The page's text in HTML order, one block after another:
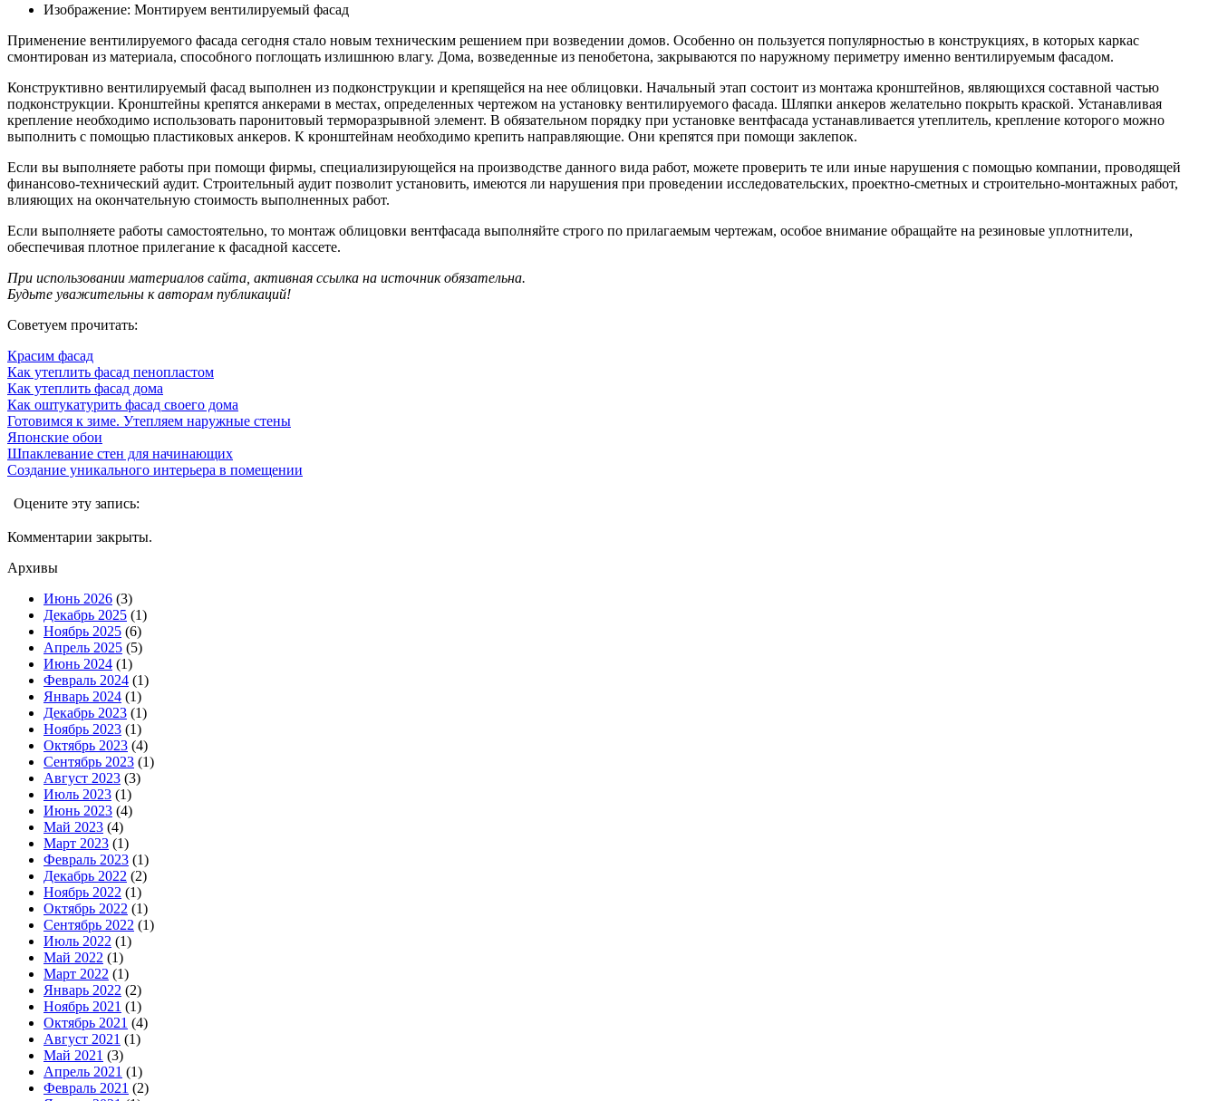
Изображение: Монтируем вентилируемый фасад
Применение вентилируемого фасада сегодня стало новым техническим решением при возведении домов. Особенно он пользуется популярностью в конструкциях, в которых каркас
смонтирован из материала, способного поглощать излишнюю влагу. Дома, возведенные из пенобетона, закрываются по наружному периметру именно вентилируемым фасадом.
Конструктивно вентилируемый фасад выполнен из подконструкции и крепящейся на нее облицовки. Начальный этап состоит из монтажа кронштейнов, являющихся составной частью
подконструкции. Кронштейны крепятся анкерами в местах, определенных чертежом на установку вентилируемого фасада. Шляпки анкеров желательно покрыть краской. Устанавливая
крепление необходимо использовать паронитовый терморазрывной элемент. В обязательном порядку при установке вентфасада устанавливается утеплитель, крепление которого можно
выполнить с помощью пластиковых анкеров. К кронштейнам необходимо крепить направляющие. Они крепятся при помощи заклепок.
Если вы выполняете работы при помощи фирмы, специализирующейся на производстве данного вида работ, можете проверить те или иные нарушения с помощью компании, проводящей
финансово-технический аудит. Строительный аудит позволит установить, имеются ли нарушения при проведении исследовательских, проектно-сметных и строительно-монтажных работ,
влияющих на окончательную стоимость выполненных работ.
Если выполняете работы самостоятельно, то монтаж облицовки вентфасада выполняйте строго по прилагаемым чертежам, особое внимание обращайте на резиновые уплотнители,
обеспечивая плотное прилегание к фасадной кассете.
При использовании материалов сайта, активная ссылка на источник обязательна.
Будьте уважительны к авторам публикаций!
Советуем прочитать:
Красим фасад
Как утеплить фасад пенопластом
Как утеплить фасад дома
Как оштукатурить фасад своего дома
Готовимся к зиме. Утепляем наружные стены
Японские обои
Шпаклевание стен для начинающих
Создание уникального интерьера в помещении
Оцените эту запись:
Комментарии закрыты.
Архивы
Июнь 2026 (3)
Декабрь 2025 (1)
Ноябрь 2025 (6)
Апрель 2025 (5)
Июнь 2024 (1)
Февраль 2024 (1)
Январь 2024 (1)
Декабрь 2023 (1)
Ноябрь 2023 (1)
Октябрь 2023 (4)
Сентябрь 2023 (1)
Август 2023 (3)
Июль 2023 (1)
Июнь 2023 (4)
Май 2023 (4)
Март 2023 (1)
Февраль 2023 (1)
Декабрь 2022 (2)
Ноябрь 2022 (1)
Октябрь 2022 (1)
Сентябрь 2022 (1)
Июль 2022 (1)
Май 2022 (1)
Март 2022 (1)
Январь 2022 (2)
Ноябрь 2021 (1)
Октябрь 2021 (4)
Август 2021 (1)
Май 2021 (3)
Апрель 2021 (1)
Февраль 2021 (2)